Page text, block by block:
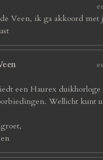
Veen, ik ga akkoord met
een Haurex duikhorloge
Wellicht kunt